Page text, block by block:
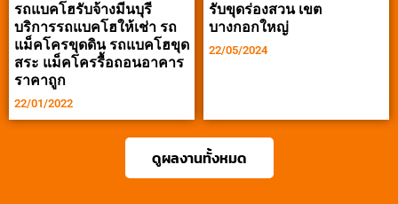
รถแบคโฮรับจ้างมีนบุรี
บริการรถแบคโฮให้เช่า รถ
แม็คโครขุดดิน รถแบคโฮขุด
สระ แม็คโครรื้อถอนอาคาร
ราคาถูก
22/01/2022
รับขุดร่องสวน เขต
บางกอกใหญ่
22/05/2024
ดูผลงานทั้งหมด